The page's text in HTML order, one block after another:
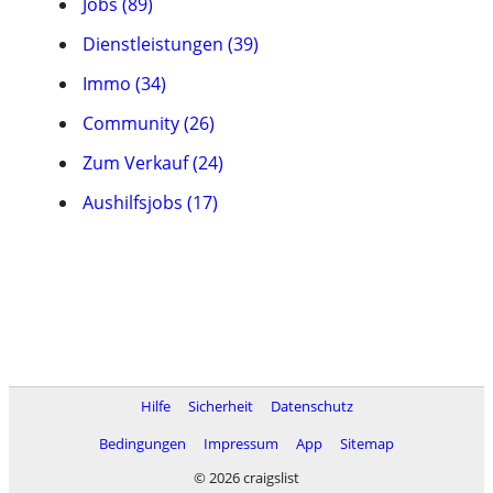
Dienstleistungen (39)
Immo (34)
Community (26)
Zum Verkauf (24)
Aushilfsjobs (17)
Hilfe Sicherheit
Datenschutz
Bedingungen
Impressum App
Sitemap
© 2026 craigslist